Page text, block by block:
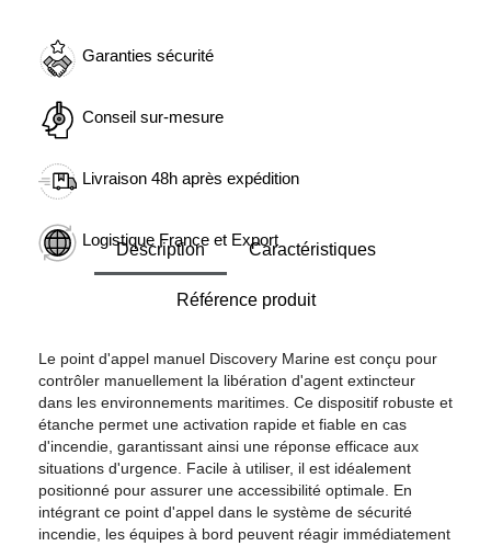
Garanties sécurité
Conseil sur-mesure
Livraison 48h après expédition
Logistique France et Export
Description Caractéristiques
Référence produit
Le point d'appel manuel Discovery Marine est conçu pour
contrôler manuellement la libération d'agent extincteur
dans les environnements maritimes. Ce dispositif robuste et
étanche permet une activation rapide et fiable en cas
d'incendie, garantissant ainsi une réponse efficace aux
situations d'urgence. Facile à utiliser, il est idéalement
positionné pour assurer une accessibilité optimale. En
intégrant ce point d'appel dans le système de sécurité
incendie, les équipes à bord peuvent réagir immédiatement